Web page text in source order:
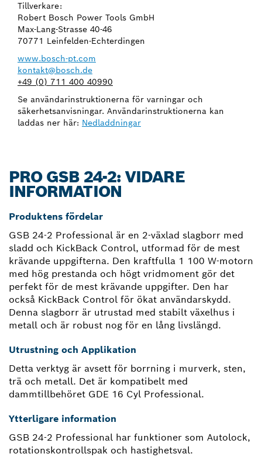
Tillverkare:
Robert Bosch Power Tools GmbH
Max-Lang-Strasse 40-46
70771 Leinfelden-Echterdingen
www.bosch-pt.com
kontakt@bosch.de
+49 (0) 711 400 40990
Se användarinstruktionerna för varningar och
säkerhetsanvisningar. Användarinstruktionerna kan
laddas ner här: Nedladdningar
PRO GSB 24-2: VIDARE
INFORMATION
Produktens fördelar
GSB 24-2 Professional är en 2-växlad slagborr med
sladd och KickBack Control, utformad för de mest
krävande uppgifterna. Den kraftfulla 1 100 W-motorn
med hög prestanda och högt vridmoment gör det
perfekt för de mest krävande uppgifter. Den har
också KickBack Control för ökat användarskydd.
Denna slagborr är utrustad med stabilt växelhus i
metall och är robust nog för en lång livslängd.
Utrustning och Applikation
Detta verktyg är avsett för borrning i murverk, sten,
trä och metall. Det är kompatibelt med
dammtillbehöret GDE 16 Cyl Professional.
Ytterligare information
GSB 24-2 Professional har funktioner som Autolock,
rotationskontrollspak och hastighetsval.